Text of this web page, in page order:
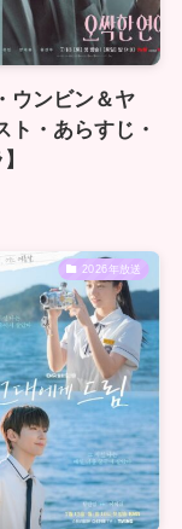
ウンビン＆ヤ
ト・あらすじ・
2026年放送